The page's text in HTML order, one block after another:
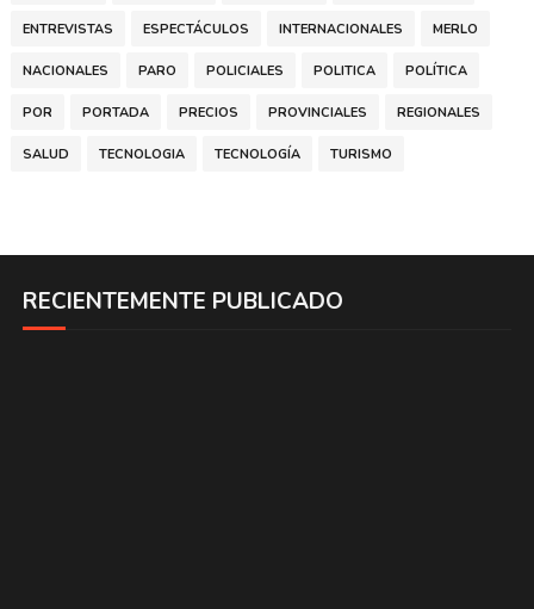
ENTREVISTAS ESPECTÁCULOS INTERNACIONALES MERLO
NACIONALES PARO POLICIALES POLITICA POLÍTICA
POR PORTADA PRECIOS PROVINCIALES REGIONALES
SALUD TECNOLOGIA TECNOLOGÍA TURISMO
RECIENTEMENTE PUBLICADO